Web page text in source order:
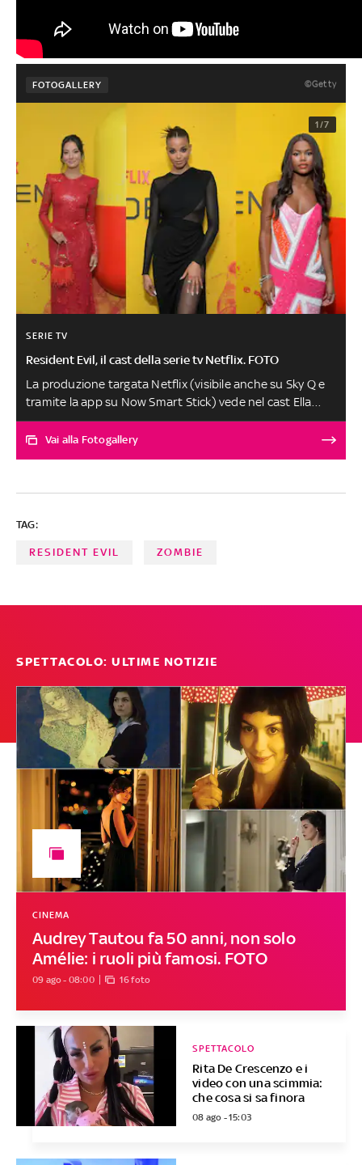
FOTOGALLERY ©Getty
1/7
SERIE TV
Resident Evil, il cast della serie tv Netflix. FOTO
La produzione targata Netflix (visibile anche su Sky Q e
tramite la app su Now Smart Stick) vede nel cast Ella
Balinska, Tamara Smart e Billie Wesker
Vai alla Fotogallery
TAG:
RESIDENT EVIL ZOMBIE
SPETTACOLO: ULTIME NOTIZIE
Audrey Tautou fa 50 anni, non solo
Amélie: i ruoli più famosi. FOTO
CINEMA
09 ago - 08:00 16 foto
Rita De Crescenzo e i
video con una scimmia:
che cosa si sa finora
SPETTACOLO
08 ago - 15:03